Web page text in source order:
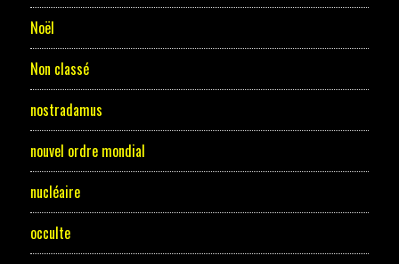
Noël
Non classé
nostradamus
nouvel ordre mondial
nucléaire
occulte